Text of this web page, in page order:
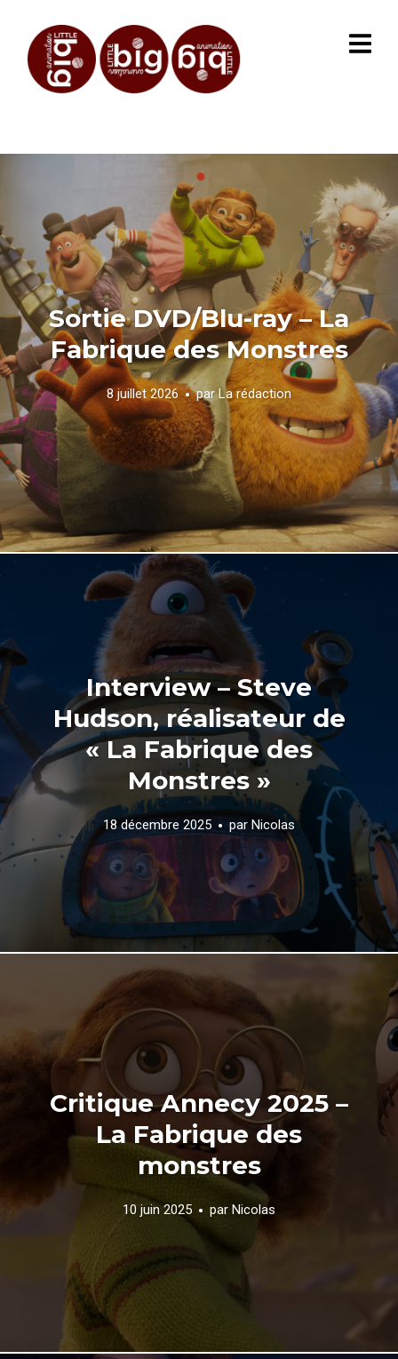
Sortie DVD/Blu-ray – La
Fabrique des Monstres
8 juillet 2026 parLa rédaction
Interview – Steve
Hudson, réalisateur de
« La Fabrique des
Monstres »
18 décembre 2025 par Nicolas
Critique Annecy 2025 –
La Fabrique des
monstres
10 juin 2025 par Nicolas